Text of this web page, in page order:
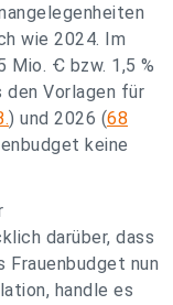
wie 2024. Im
Mio. Ꞓ bzw. 1,5 %
den Vorlagen für
) und 2026 (68
keine
darüber, dass
Frauenbudget nun
handle es